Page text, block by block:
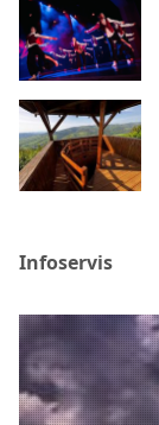
Infoservis